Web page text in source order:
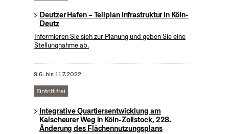
Deutzer Hafen – Teilplan Infrastruktur in Köln-
Deutz
Informieren Sie sich zur Planung und geben Sie eine
Stellungnahme ab.
9.6. bis11.7.2022
Eintritt frei
Integrative Quartiersentwicklung am
Kalscheurer Weg in Köln-Zollstock, 228.
Änderung des Flächennutzungsplans